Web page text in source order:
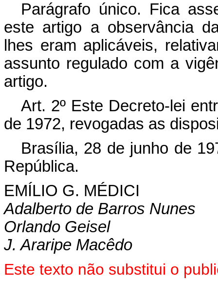
Parágrafo único. Fica
este artigo a observância
lhes eram aplicáveis,
assunto regulado com a
artigo.
Art. 2º Este Decreto-lei
de 1972, revogadas as
Brasília, 28 de junho de
República.
EMÍLIO G. MÉDICI
Adalberto de Barros Nunes
Orlando Geisel
J. Araripe Macêdo
Este texto não substitui o